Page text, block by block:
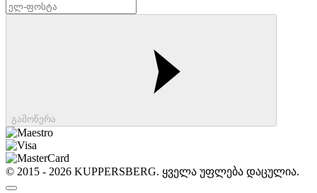
გამოწერა
© 2015 - 2026 KUPPERSBERG. ყველა უფლება დაცულია.